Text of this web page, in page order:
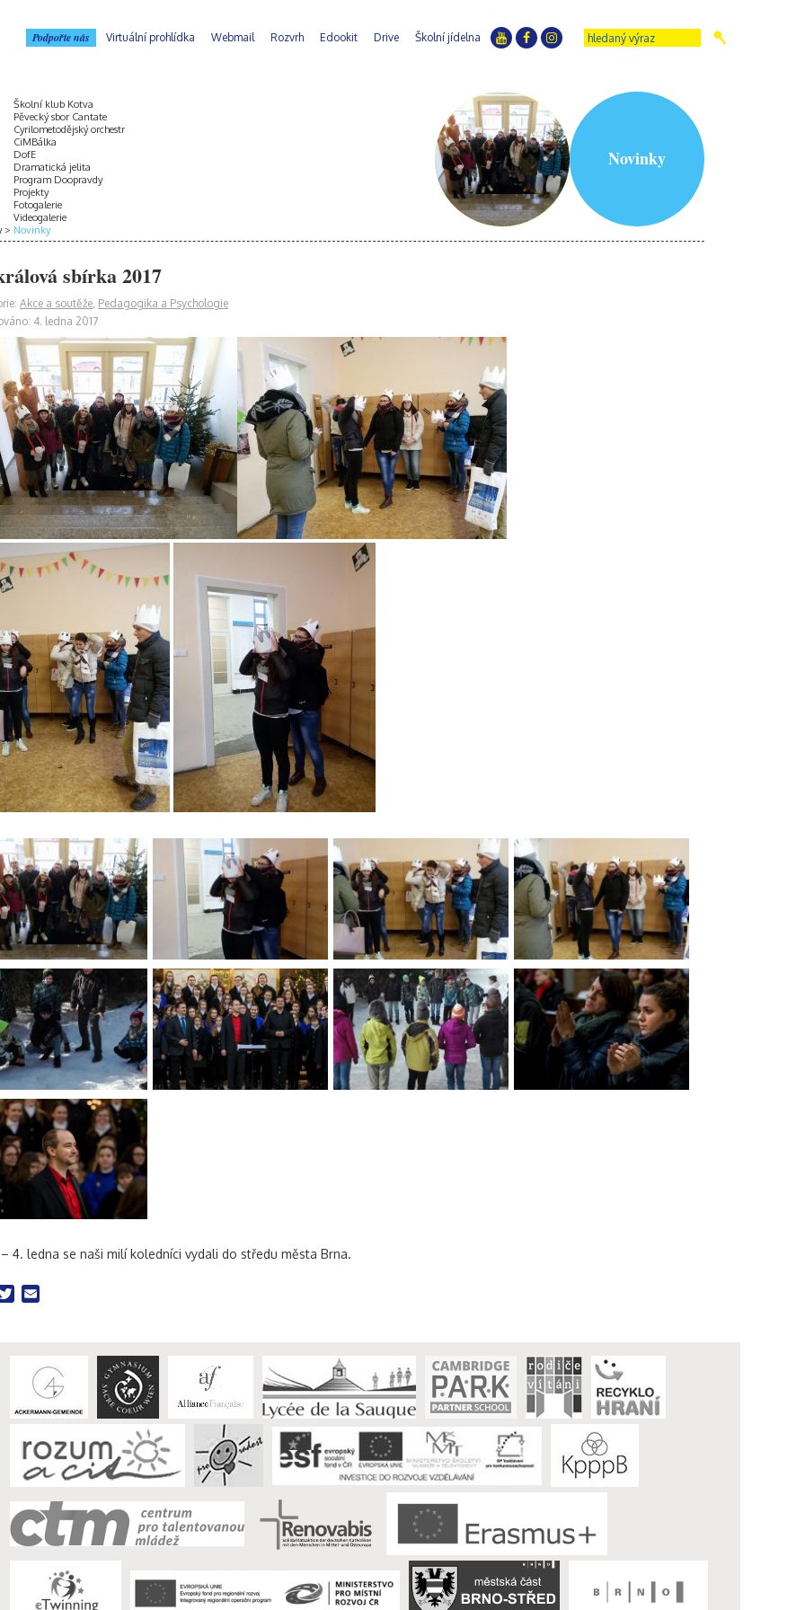
Podpořte nás Virtuální prohlídka Webmail Rozvrh Edookit Drive Školní jídelna
Školní klub Kotva
Pěvecký sbor Cantate
Cyrilometodějský orchestr
CiMBálka
DofE
Dramatická jelita
Program Doopravdy
Projekty
Fotogalerie
Videogalerie
Novinky
Novinky
sbírka 2017
Akce a soutěže, Pedagogika a Psychologie
4. ledna 2017
4. ledna se naši milí koledníci vydali do středu města Brna.
Twitter